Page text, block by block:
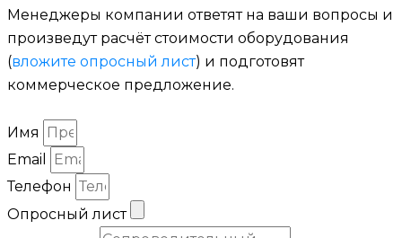
Менеджеры компании ответят на ваши вопросы и
произведут расчёт стоимости оборудования
(вложите опросный лист) и подготовят
коммерческое предложение.
Имя
Email
Телефон
Опросный лист